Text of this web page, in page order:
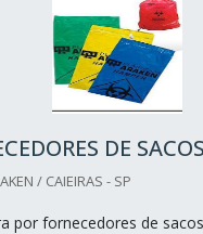
DE
/ CAIEIRAS - SP
por fornecedores de